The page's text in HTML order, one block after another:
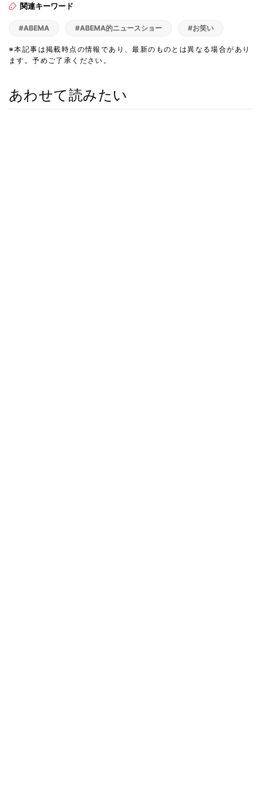
関連キーワード
#ABEMA #ABEMA的ニュースショー #お笑い
※本記事は掲載時点の情報であり、最新のものとは異なる場合があり
ます。予めご了承ください。
あわせて読みたい